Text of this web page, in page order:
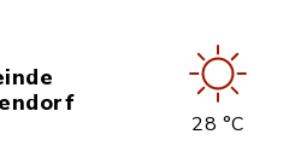
28 °C